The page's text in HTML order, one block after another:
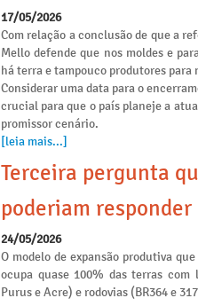
17/05/2026
Com relação a conclusão de que a
Mello defende que nos moldes e
há terra e tampouco produtores para
Considerar uma data para o
crucial para que o país planeje a
promissor cenário.
[leia mais...]
Terceira pergunta
poderiam responder
24/05/2026
O modelo de expansão produtiva
ocupa quase 100% das terras
Purus e Acre) e rodovias (BR364 e